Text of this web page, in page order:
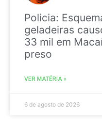
Policia:
geladeiras
33 mil em
preso
VER MATÉRIA »
6 de agosto de 2026